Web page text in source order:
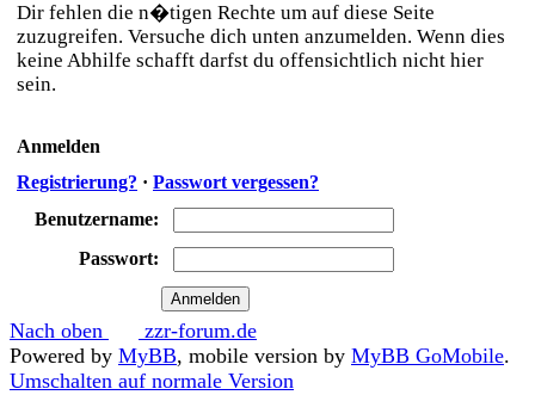
Dir fehlen die n�tigen Rechte um auf diese Seite
zuzugreifen. Versuche dich unten anzumelden. Wenn dies
keine Abhilfe schafft darfst du offensichtlich nicht hier
sein.
Anmelden
Registrierung? · Passwort vergessen?
Benutzername:
Passwort:
Nach oben
zzr-forum.de
Powered by MyBB, mobile version by MyBB GoMobile.
Umschalten auf normale Version